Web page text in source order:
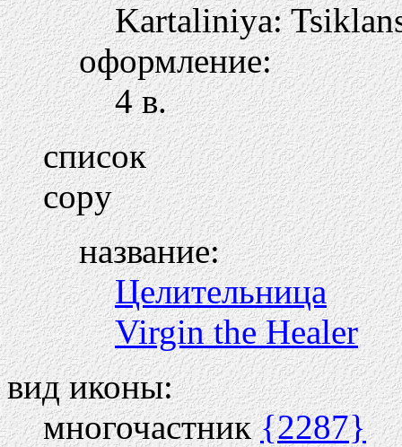
Kartaliniya:
оформление:
4 в.
список
copy
название:
Целительница
Virgin the Healer
вид иконы:
многочастник{2287}